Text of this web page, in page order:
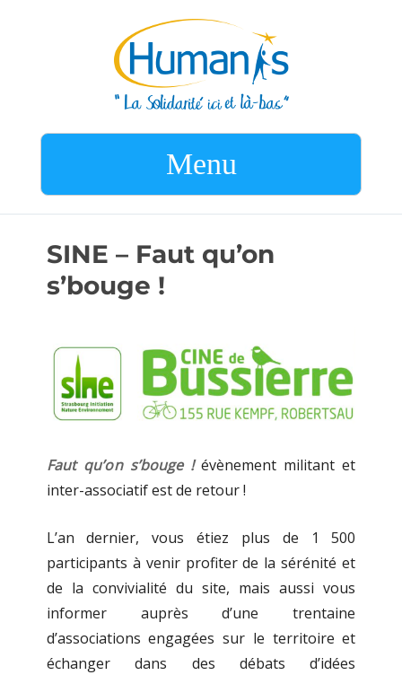
Menu
SINE – Faut qu’on
s’bouge !
Faut qu’on s’bouge !évènement militant et
inter-associatif est de retour !
L’an dernier, vous étiez plus de 1 500
participants à venir profiter de la sérénité et
de la convivialité du site, mais aussi vous
informer auprès d’une trentaine
d’associations engagées sur le territoire et
échanger dans des débats d’idées